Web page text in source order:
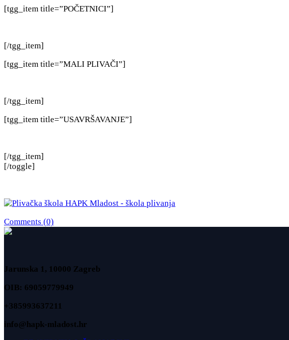
[tgg_item title=”POČETNICI”]
[/tgg_item]
[tgg_item title=”MALI PLIVAČI”]
[/tgg_item]
[tgg_item title=”USAVRŠAVANJE”]
[/tgg_item]
[/toggle]
Comments (0)
Jarunska 1, 10000 Zagreb
OIB: 69059779949
+385993637211
info@hapk-mladost.hr